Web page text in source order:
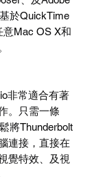
於QuickTime
Mac OS X和
非常適合有著
。只需一條
將Thunderbolt
連接，直接在
覺特效、及視